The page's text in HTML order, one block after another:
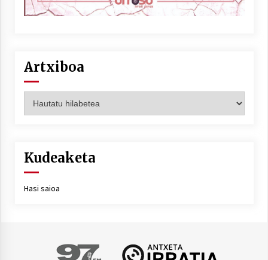
Artxiboa
Kudeaketa
Hasi saioa